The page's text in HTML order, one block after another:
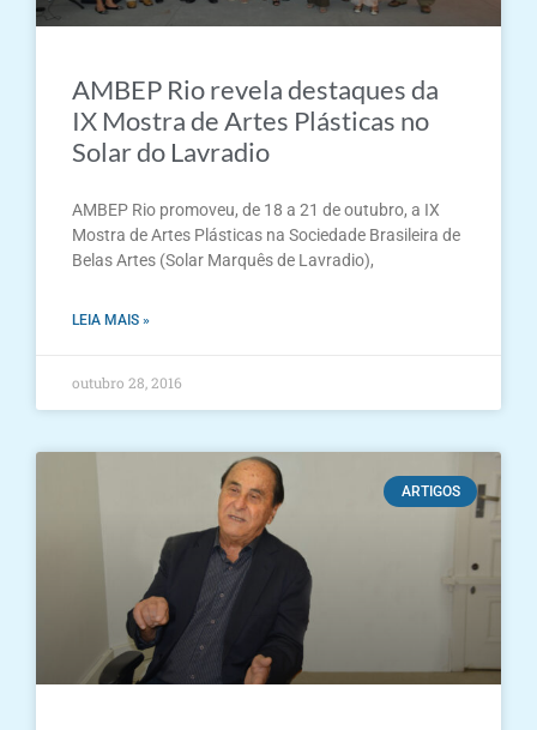
AMBEP Rio revela destaques da
IX Mostra de Artes Plásticas no
Solar do Lavradio
AMBEP Rio promoveu, de 18 a 21 de outubro, a IX
Mostra de Artes Plásticas na Sociedade Brasileira de
Belas Artes (Solar Marquês de Lavradio),
LEIA MAIS »
outubro 28, 2016
ARTIGOS